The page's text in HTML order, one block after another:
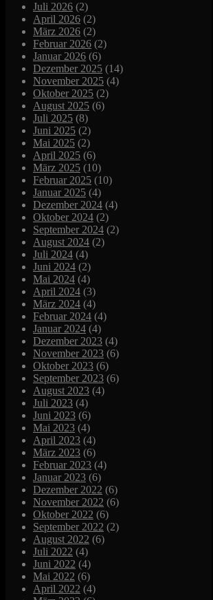
Juli 2026 (2)
April 2026 (2)
März 2026 (2)
Februar 2026 (2)
Januar 2026 (6)
Dezember 2025 (14)
November 2025 (4)
Oktober 2025 (2)
August 2025 (6)
Juli 2025 (8)
Juni 2025 (2)
Mai 2025 (2)
April 2025 (6)
März 2025 (10)
Februar 2025 (10)
Januar 2025 (4)
Dezember 2024 (4)
Oktober 2024 (2)
September 2024 (2)
August 2024 (2)
Juli 2024 (4)
Juni 2024 (2)
Mai 2024 (4)
April 2024 (3)
März 2024 (4)
Februar 2024 (4)
Januar 2024 (4)
Dezember 2023 (4)
November 2023 (6)
Oktober 2023 (6)
September 2023 (6)
August 2023 (4)
Juli 2023 (4)
Juni 2023 (6)
Mai 2023 (4)
April 2023 (4)
März 2023 (6)
Februar 2023 (4)
Januar 2023 (6)
Dezember 2022 (6)
November 2022 (6)
Oktober 2022 (6)
September 2022 (2)
August 2022 (6)
Juli 2022 (4)
Juni 2022 (4)
Mai 2022 (6)
April 2022 (4)